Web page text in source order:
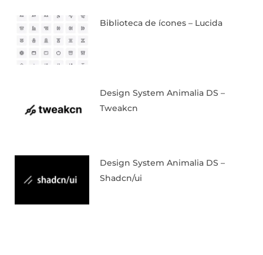
Biblioteca de ícones – Lucida
Design System Animalia DS –
Tweakcn
Design System Animalia DS –
Shadcn/ui